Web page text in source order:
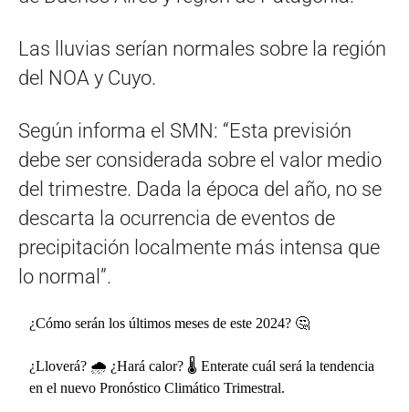
Las lluvias serían normales sobre la región
del NOA y Cuyo.
Según informa el SMN: “Esta previsión
debe ser considerada sobre el valor medio
del trimestre. Dada la época del año, no se
descarta la ocurrencia de eventos de
precipitación localmente más intensa que
lo normal”.
¿Cómo serán los últimos meses de este 2024? 🤔
¿Lloverá? 🌧️ ¿Hará calor? 🌡️ Enterate cuál será la tendencia
en el nuevo Pronóstico Climático Trimestral.